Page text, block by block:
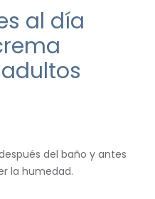
al día
del baño y antes
la humedad.